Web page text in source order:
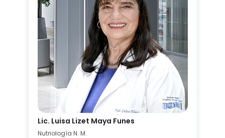
Lic. Luisa Lizet Maya Funes
Nutriología N. M.